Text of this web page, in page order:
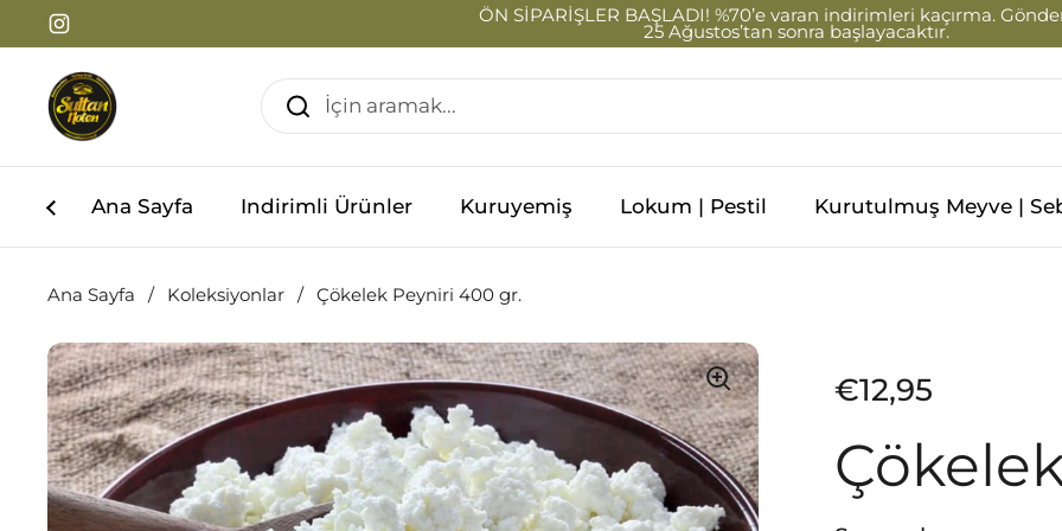
İçeriğe geç
Instagram
ÖN SİPARİŞLER BAŞLADI! %70’e varan indirimleri kaçırma.
25 Ağustos’tan sonra başlayacaktır.
Ana Sayfa Indirimli Ürünler Kuruyemiş Lokum | Pestil Kurutulmuş Meyve |
Ana Sayfa / Koleksiyonlar / Çökelek Peyniri 400 gr.
Fiyat:
€12,95